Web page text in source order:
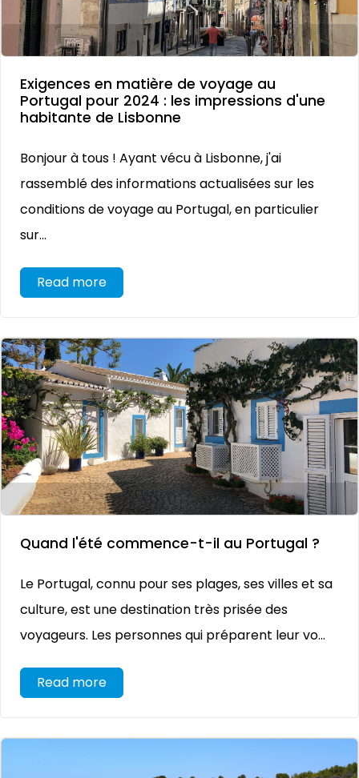
Exigences en matière de voyage au
Portugal pour 2024 : les impressions d'une
habitante de Lisbonne
Bonjour à tous ! Ayant vécu à Lisbonne, j'ai
rassemblé des informations actualisées sur les
conditions de voyage au Portugal, en particulier
sur...
Read more
Quand l'été commence-t-il au Portugal ?
Le Portugal, connu pour ses plages, ses villes et sa
culture, est une destination très prisée des
voyageurs. Les personnes qui préparent leur vo...
Read more